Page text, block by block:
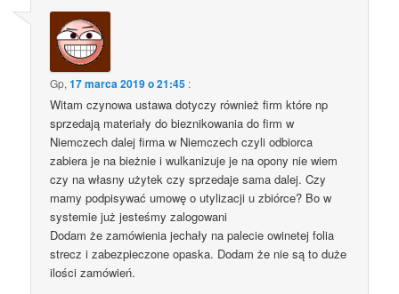
Gp,17 marca 2019 o 21:45 :
Witam czynowa ustawa dotyczy również firm które np
sprzedają materiały do bieznikowania do firm w
Niemczech dalej firma w Niemczech czyli odbiorca
zabiera je na bieżnie i wulkanizuje je na opony nie wiem
czy na własny użytek czy sprzedaje sama dalej. Czy
mamy podpisywać umowę o utylizacji u zbiórce? Bo w
systemie już jesteśmy zalogowani
Dodam że zamówienia jechały na palecie owinetej folia
strecz i zabezpieczone opaska. Dodam że nie są to duże
ilości zamówień.